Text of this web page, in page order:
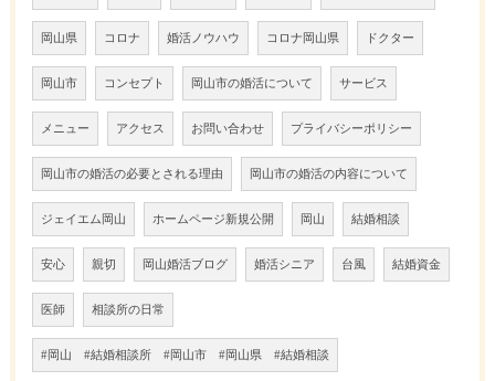
岡山県 コロナ 婚活ノウハウ コロナ岡山県 ドクター
岡山市 コンセプト 岡山市の婚活について サービス
メニュー アクセス お問い合わせ プライバシーポリシー
岡山市の婚活の必要とされる理由 岡山市の婚活の内容について
ジェイエム岡山 ホームページ新規公開 岡山 結婚相談
安心 親切 岡山婚活ブログ 婚活シニア 台風 結婚資金
医師 相談所の日常
#岡山 #結婚相談所 #岡山市 #岡山県 #結婚相談